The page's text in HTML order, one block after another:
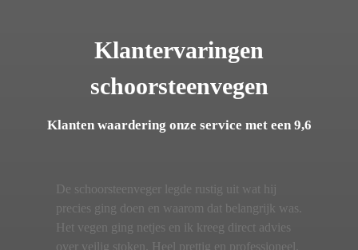
Klantervaringen
schoorsteenvegen
Klanten waardering onze service met een 9,6
De schoorsteenveger legde rustig uit wat hij
precies ging doen en waarom dat belangrijk was.
Het vegen ging netjes en ik kreeg direct advies
over veilig stoken. Heel prettig en professioneel.